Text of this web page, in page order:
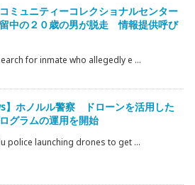
ミュニティーコレクショナルセンター
中の２０歳の男が脱走 情報提供呼び
for inmate who allegedly e ...
】ホノルル警察 ドローンを活用した
グラムの運用を開始
police launching drones to get ...